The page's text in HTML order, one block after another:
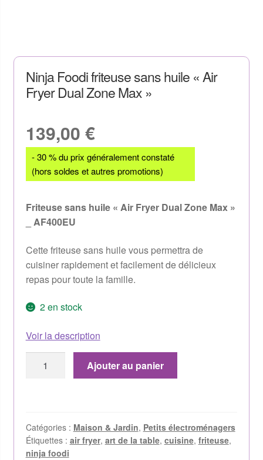
Ninja Foodi friteuse sans huile « Air
Fryer Dual Zone Max »
139,00 €
- 30 % du prix généralement constaté
(hors soldes et autres promotions)
Friteuse sans huile « Air Fryer Dual Zone Max »
_ AF400EU
Cette friteuse sans huile vous permettra de
cuisiner rapidement et facilement de délicieux
repas pour toute la famille.
2 en stock
Voir la description
Ajouter au panier
Catégories : Maison & Jardin, Petits électroménagers
Étiquettes : air fryer, art de la table, cuisine, friteuse,
ninja foodi